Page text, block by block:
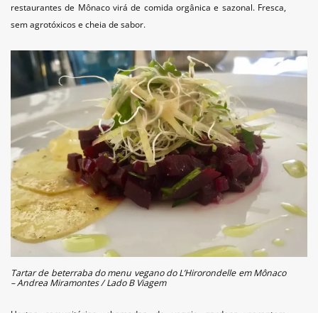
restaurantes de Mônaco virá de comida orgânica e sazonal. Fresca,
sem agrotóxicos e cheia de sabor.
Tartar de beterraba do menu vegano do L’Hirorondelle em Mônaco
– Andrea Miramontes / Lado B Viagem